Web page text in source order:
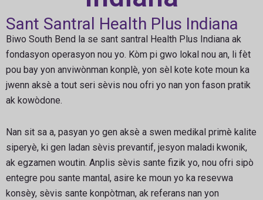
Sant Santral Health Plus Indiana
Biwo South Bend la se sant santral Health Plus Indiana ak
fondasyon operasyon nou yo. Kòm pi gwo lokal nou an, li fèt
pou bay yon anviwònman konplè, yon sèl kote kote moun ka
jwenn aksè a tout seri sèvis nou ofri yo nan yon fason pratik
ak kowòdone.
Nan sit sa a, pasyan yo gen aksè a swen medikal primè kalite
siperyè, ki gen ladan sèvis prevantif, jesyon maladi kwonik,
ak egzamen woutin. Anplis sèvis sante fizik yo, nou ofri sipò
entegre pou sante mantal, asire ke moun yo ka resevwa
konsèy, sèvis sante konpòtman, ak referans nan yon